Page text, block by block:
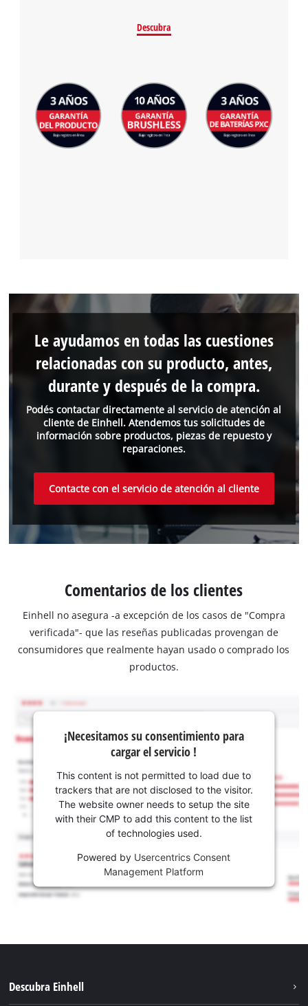
Descubra
Podés contactar directamente al servicio de atención al
cliente de Einhell. Atendemos tus solicitudes de
información sobre productos, piezas de repuesto y
reparaciones.
Le ayudamos en todas las cuestiones
relacionadas con su producto, antes,
durante y después de la compra.
Contacte con el servicio de atención al cliente
Comentarios de los clientes
Einhell no asegura -a excepción de los casos de "Compra
verificada"- que las reseñas publicadas provengan de
consumidores que realmente hayan usado o comprado los
productos.
¡Necesitamos su consentimiento para
cargar el servicio !
This content is not permitted to load due to
trackers that are not disclosed to the visitor.
The website owner needs to setup the site
with their CMP to add this content to the list
of technologies used.
Powered by Usercentrics Consent
Management Platform
Descubra Einhell